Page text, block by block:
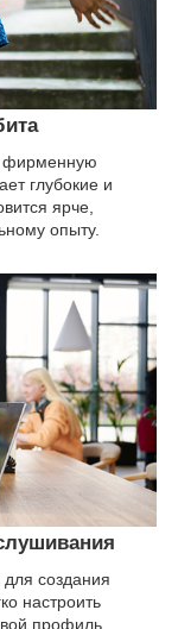
фирменную
глубокие и
ярче,
опыту.
создания
настроить
профиль,